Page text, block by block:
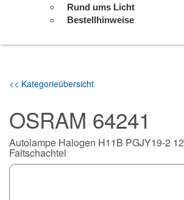
Rund ums Licht
Bestellhinweise
<< Kategorieübersicht
OSRAM 64241
Autolampe Halogen H11B PGJY19-2
Faltschachtel